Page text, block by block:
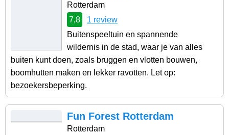
Rotterdam
7,8
1 review
Buitenspeeltuin en spannende
wildernis in de stad, waar je van alles
buiten kunt doen, zoals bruggen en vlotten bouwen,
boomhutten maken en lekker ravotten. Let op:
bezoekersbeperking.
Fun Forest Rotterdam
Rotterdam